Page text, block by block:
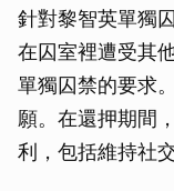
針對黎智英單獨
在囚室裡遭受其
單獨囚禁的要求
願。在還押期間
利，包括維持社